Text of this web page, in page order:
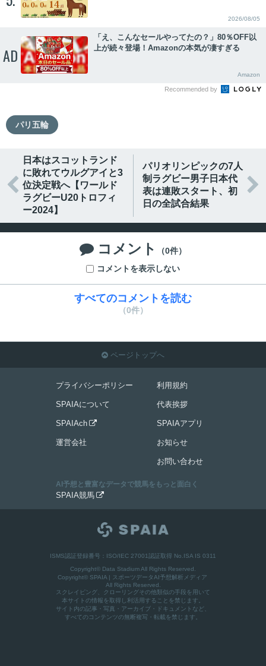
2026/08/05
AD
「え、こんなセールやってたの？」80％OFF以
上が続々登場！Amazonの本気が凄すぎる
Amazon
Recommended by
パリ五輪

日本はスコットランド
に敗れてウルグアイと3
位決定戦へ【ワールド
ラグビーU20トロフィ
ー2024】
パリオリンピックの7人
制ラグビー男子日本代
表は連敗スタート、初
日の全試合結果

 コメント
（0件）
コメントを表示しない
すべてのコメントを読む
（0件）
 ページトップへ
プライバシーポリシー
SPAIAについて
SPAIAch 
運営会社
利用規約
代表挨拶
SPAIAアプリ
お知らせ
お問い合わせ
AI予想と豊富なデータで競馬をもっと面白く
SPAIA競馬 
ISMS認証登録番号：ISO/IEC 27001認証取得 No.ISA IS 0311
Copyright© Data Stadium All Rights Reserved.
Copyright© SPAIA | スポーツデータAI予想解析メディア
All Rights Reserved.
スクレイピング、クローリングその他類似の手段を用いて
本サイトの情報を取得し利活用することを禁じます。
サイト内の記事・写真・アーカイブ・ドキュメントなど、
すべてのコンテンツの無断複写・転載を禁じます。